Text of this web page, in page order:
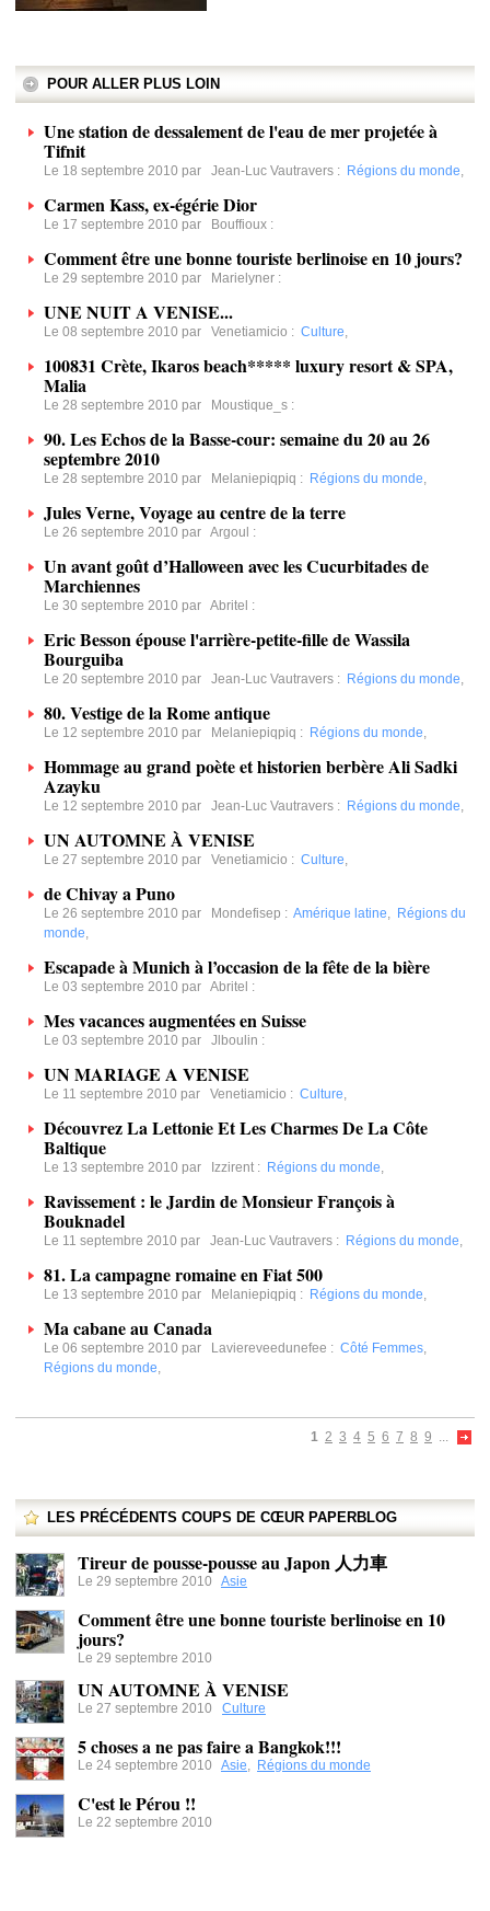
POUR ALLER PLUS LOIN
Une station de dessalement de l'eau de mer projetée à
Tifnit
Le 18 septembre 2010 par Jean-Luc Vautravers : Régions du monde,
Carmen Kass, ex-égérie Dior
Le 17 septembre 2010 par Bouffioux :
Comment être une bonne touriste berlinoise en 10 jours?
Le 29 septembre 2010 par Marielyner :
UNE NUIT A VENISE...
Le 08 septembre 2010 par Venetiamicio : Culture,
100831 Crète, Ikaros beach***** luxury resort & SPA,
Malia
Le 28 septembre 2010 par Moustique_s :
90. Les Echos de la Basse-cour: semaine du 20 au 26
septembre 2010
Le 28 septembre 2010 par Melaniepiqpiq : Régions du monde,
Jules Verne, Voyage au centre de la terre
Le 26 septembre 2010 par Argoul :
Un avant goût d’Halloween avec les Cucurbitades de
Marchiennes
Le 30 septembre 2010 par Abritel :
Eric Besson épouse l'arrière-petite-fille de Wassila
Bourguiba
Le 20 septembre 2010 par Jean-Luc Vautravers : Régions du monde,
80. Vestige de la Rome antique
Le 12 septembre 2010 par Melaniepiqpiq : Régions du monde,
Hommage au grand poète et historien berbère Ali Sadki
Azayku
Le 12 septembre 2010 par Jean-Luc Vautravers : Régions du monde,
UN AUTOMNE À VENISE
Le 27 septembre 2010 par Venetiamicio : Culture,
de Chivay a Puno
Le 26 septembre 2010 par Mondefisep : Amérique latine, Régions du
monde,
Escapade à Munich à l’occasion de la fête de la bière
Le 03 septembre 2010 par Abritel :
Mes vacances augmentées en Suisse
Le 03 septembre 2010 par Jlboulin :
UN MARIAGE A VENISE
Le 11 septembre 2010 par Venetiamicio : Culture,
Découvrez La Lettonie Et Les Charmes De La Côte
Baltique
Le 13 septembre 2010 par Izzirent : Régions du monde,
Ravissement : le Jardin de Monsieur François à
Bouknadel
Le 11 septembre 2010 par Jean-Luc Vautravers : Régions du monde,
81. La campagne romaine en Fiat 500
Le 13 septembre 2010 par Melaniepiqpiq : Régions du monde,
Ma cabane au Canada
Le 06 septembre 2010 par Laviereveedunefee : Côté Femmes,
Régions du monde,
1 2 3 4 5 6 7 8 9 ...
LES PRÉCÉDENTS COUPS DE CŒUR PAPERBLOG
Tireur de pousse-pousse au Japon 人力車
Le 29 septembre 2010 Asie
Comment être une bonne touriste berlinoise en 10
jours?
Le 29 septembre 2010
UN AUTOMNE À VENISE
Le 27 septembre 2010 Culture
5 choses a ne pas faire a Bangkok!!!
Le 24 septembre 2010 Asie, Régions du monde
C'est le Pérou !!
Le 22 septembre 2010